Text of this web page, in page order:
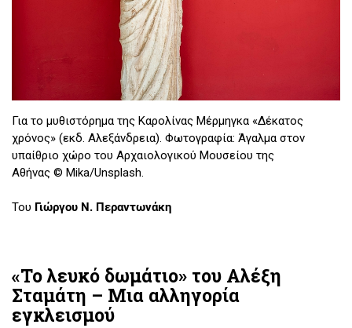
Για το μυθιστόρημα της Καρολίνας Μέρμηγκα «Δέκατος
χρόνος» (εκδ. Αλεξάνδρεια). Φωτογραφία: Άγαλμα στον
υπαίθριο χώρο του Αρχαιολογικού Μουσείου της
Αθήνας © Mika/Unsplash.
Του Γιώργου Ν. Περαντωνάκη
«Το λευκό δωμάτιο» του Αλέξη
Σταμάτη – Μια αλληγορία
εγκλεισμού